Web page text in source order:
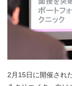
2月15日に開催され